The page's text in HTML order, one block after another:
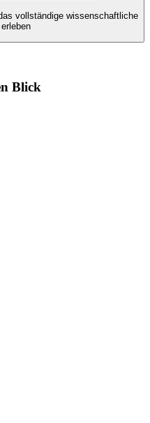
vollständige wissenschaftliche
Blick